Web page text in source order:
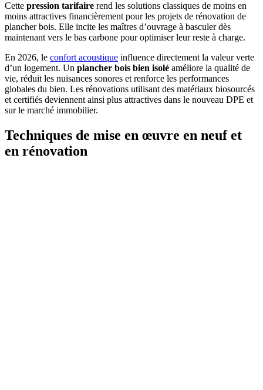
Cette pression tarifaire rend les solutions classiques de moins en
moins attractives financièrement pour les projets de rénovation de
plancher bois. Elle incite les maîtres d’ouvrage à basculer dès
maintenant vers le bas carbone pour optimiser leur reste à charge.
En 2026, le confort acoustique influence directement la valeur verte
d’un logement. Un plancher bois bien isolé améliore la qualité de
vie, réduit les nuisances sonores et renforce les performances
globales du bien. Les rénovations utilisant des matériaux biosourcés
et certifiés deviennent ainsi plus attractives dans le nouveau DPE et
sur le marché immobilier.
Techniques de mise en œuvre en neuf et
en rénovation